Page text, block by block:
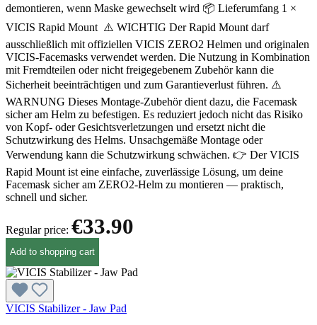
demontieren, wenn Maske gewechselt wird 📦 Lieferumfang 1 ×
VICIS Rapid Mount ⚠️ WICHTIG Der Rapid Mount darf
ausschließlich mit offiziellen VICIS ZERO2 Helmen und originalen
VICIS-Facemasks verwendet werden. Die Nutzung in Kombination
mit Fremdteilen oder nicht freigegebenem Zubehör kann die
Sicherheit beeinträchtigen und zum Garantieverlust führen. ⚠️
WARNUNG Dieses Montage-Zubehör dient dazu, die Facemask
sicher am Helm zu befestigen. Es reduziert jedoch nicht das Risiko
von Kopf- oder Gesichtsverletzungen und ersetzt nicht die
Schutzwirkung des Helms. Unsachgemäße Montage oder
Verwendung kann die Schutzwirkung schwächen. 👉 Der VICIS
Rapid Mount ist eine einfache, zuverlässige Lösung, um deine
Facemask sicher am ZERO2-Helm zu montieren — praktisch,
schnell und sicher.
Regular price: €33.90
Add to shopping cart
VICIS Stabilizer - Jaw Pad